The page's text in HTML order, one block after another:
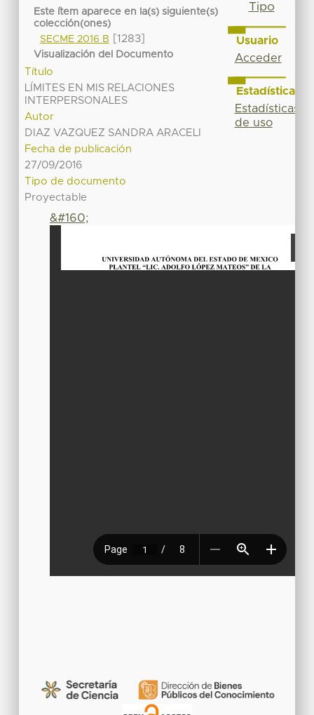
Este ítem aparece en la(s) siguiente(s)
colección(ones)
SECME 2016 B
[1283]
Visualización del Documento
Título
LÍMITES EN MIS RELACIONES
INTERPERSONALES
Autor
DIAZ VAZQUEZ SANDRA ARACELI
Fecha de publicación
27/09/2016
Tipo de documento
Proyectable
&#160;
Tipo
Usuario
Acceder
Estadísticas
Estadísticas
de uso